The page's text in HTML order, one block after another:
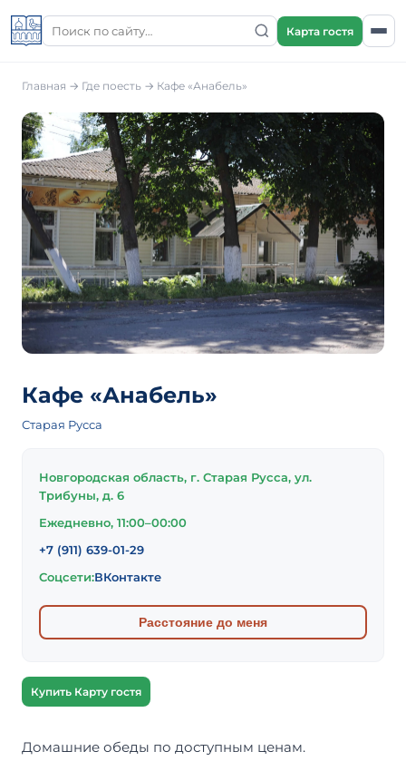
Карта гостя
Главная → Где поесть → Кафе «Анабель»
Кафе «Анабель»
Старая Русса
Новгородская область, г. Старая Русса, ул.
Трибуны, д. 6
Ежедневно, 11:00–00:00
+7 (911) 639-01-29
Соцсети:ВКонтакте
Расстояние до меня
Купить Карту гостя
Домашние обеды по доступным ценам.